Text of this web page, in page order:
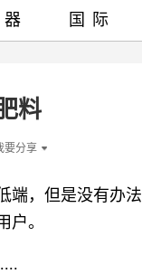
料
要分享
端，但是没有办法
。
国际